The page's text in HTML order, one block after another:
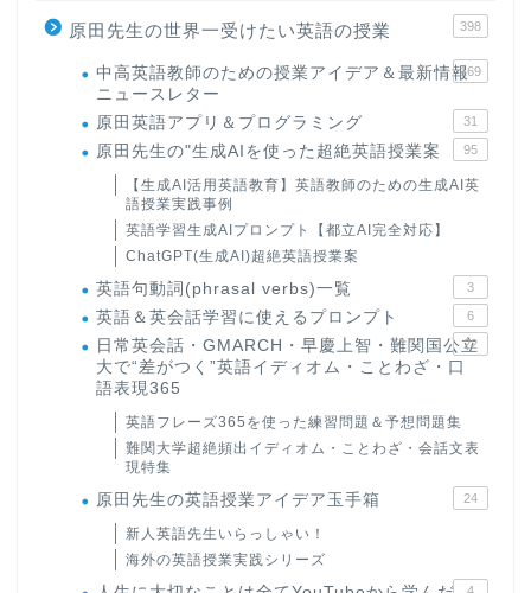
原田先生の世界一受けたい英語の授業 398
中高英語教師のための授業アイデア＆最新情報
ニュースレター
169
原田英語アプリ＆プログラミング 31
原田先生の"生成AIを使った超絶英語授業案 95
【生成AI活用英語教育】英語教師のための生成AI英
語授業実践事例
英語学習生成AIプロンプト【都立AI完全対応】
ChatGPT(生成AI)超絶英語授業案
英語句動詞(phrasal verbs)一覧 3
英語＆英会話学習に使えるプロンプト 6
日常英会話・GMARCH・早慶上智・難関国公立
大で“差がつく”英語イディオム・ことわざ・口
語表現365
22
英語フレーズ365を使った練習問題＆予想問題集
難関大学超絶頻出イディオム・ことわざ・会話文表
現特集
原田先生の英語授業アイデア玉手箱 24
新人英語先生いらっしゃい！
海外の英語授業実践シリーズ